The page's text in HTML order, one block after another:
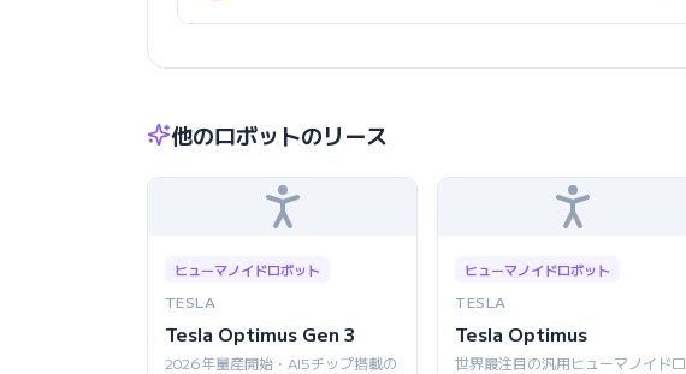
他のロボットのリース
ヒューマノイドロボット
TESLA
Tesla Optimus Gen 3
2026年量産開始・AI5チップ搭載の
ヒューマノイドロボット
TESLA
Tesla Optimus
世界最注目の汎用ヒューマノイドロ